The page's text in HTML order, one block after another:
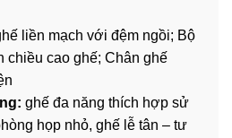
liền mạch với đệm ngồi; Bộ
chiều cao ghế; Chân ghế
ghế đa năng thích hợp sử
họp nhỏ, ghế lễ tân – tư